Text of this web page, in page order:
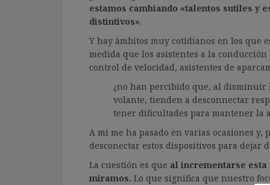
estamos cambiando «talentos sutiles y
distintivos».
Y hay ámbitos muy cotidianos en los que
medida que los asistentes a la
control de velocidad, asistentes de
¿no han percibido que, al disminuir
volante, tienden a desconnectar
tener dificultades para mantener la
A mi me ha pasado en varias ocasiones
desconectar estos dispositivos para dejar
La cuestión es que al incrementarse esta
miramos. Lo que significa que nuestro